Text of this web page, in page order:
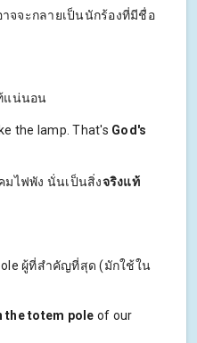
จจะกลายเป็นนักร้องที่มีชื่อ
แน่นอน
the lamp. That's God's
ไฟพัง นั่นเป็นสิ่งจริงแท้
ผู้ที่สำคัญที่สุด (มักใช้ใน
the totem pole of our